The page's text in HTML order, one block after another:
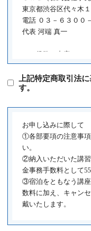
す。
1 集団指導とは、所
講師が複数の生徒に
2 個別指導とは、1人
第4条 本契約におい
舎において学習指導
有無を問わないもの
(学習指導の実施場所)
第5条 乙は、本科登
において学習指導を
がある場合には、両
とがあります。
東京都渋谷区代々木
電話 ０３－６３００
代表 河端 真一
小学生・中学生・高
３．役務の対価（権
４．［３］の金銭の
受講開始日までに初
みにてご納入いただ
替にてご請求いたし
５．役務の提供期間
本科登録書・入学申
す。
６．クーリング・オ
上記特定商取引法
す。
お申し込みに際して
①各部要項の注意事
い。
②納入いただいた講
金事務手数料として
③宿泊をともなう講
数料に加え、キャン
戴いたします。